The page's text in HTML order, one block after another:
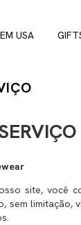
USA
site, você
sem